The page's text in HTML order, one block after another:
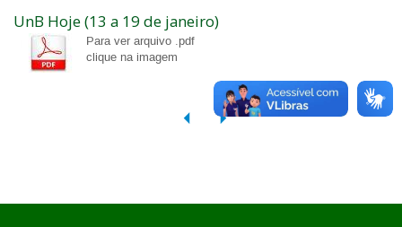
UnB Hoje (13 a 19 de janeiro)
Para ver arquivo .pdf
clique na imagem